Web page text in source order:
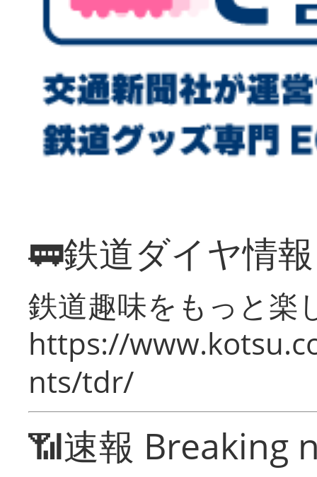
🚃鉄道ダイヤ情
鉄道趣味をもっと楽
https://
nts/tdr/
📶速報 Breaking